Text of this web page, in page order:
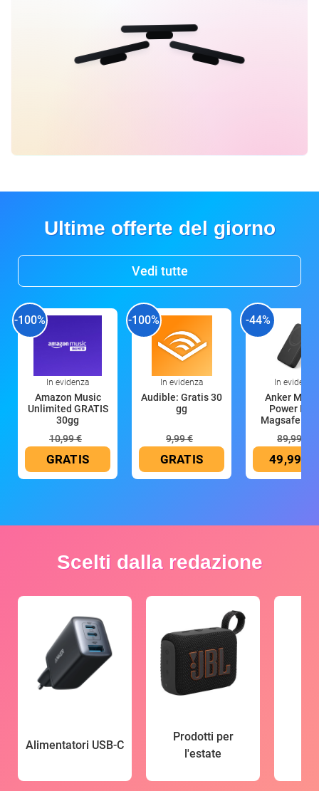
Ultime offerte del giorno
Vedi tutte
-100%
In evidenza
Amazon Music
Unlimited GRATIS
30gg
10,99 €
GRATIS
-100%
In evidenza
Audible: Gratis 30
gg
9,99 €
GRATIS
-44%
In evidenza
Anker
Power
Magsafe
89,99 €
49,99 €
Scelti dalla redazione
Alimentatori USB-C
Prodotti per
l'estate